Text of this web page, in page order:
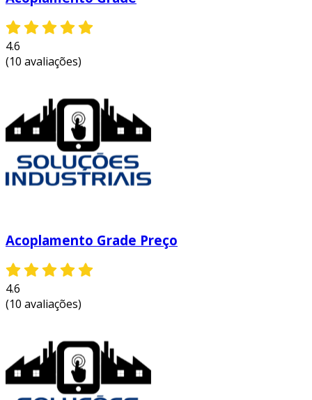
4.6
(10 avaliações)
Acoplamento Grade Preço
4.6
(10 avaliações)